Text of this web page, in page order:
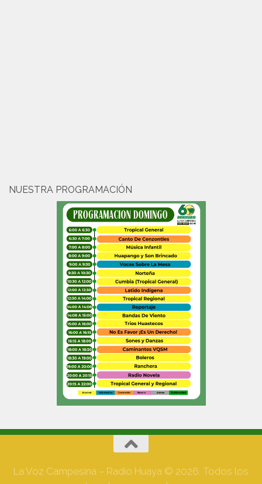
NUESTRA PROGRAMACIÓN
La Voz Campesina – Radio Huaya © 2026. Todos los